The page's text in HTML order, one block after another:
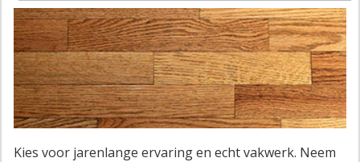
Kies voor jarenlange ervaring en echt vakwerk. Neem